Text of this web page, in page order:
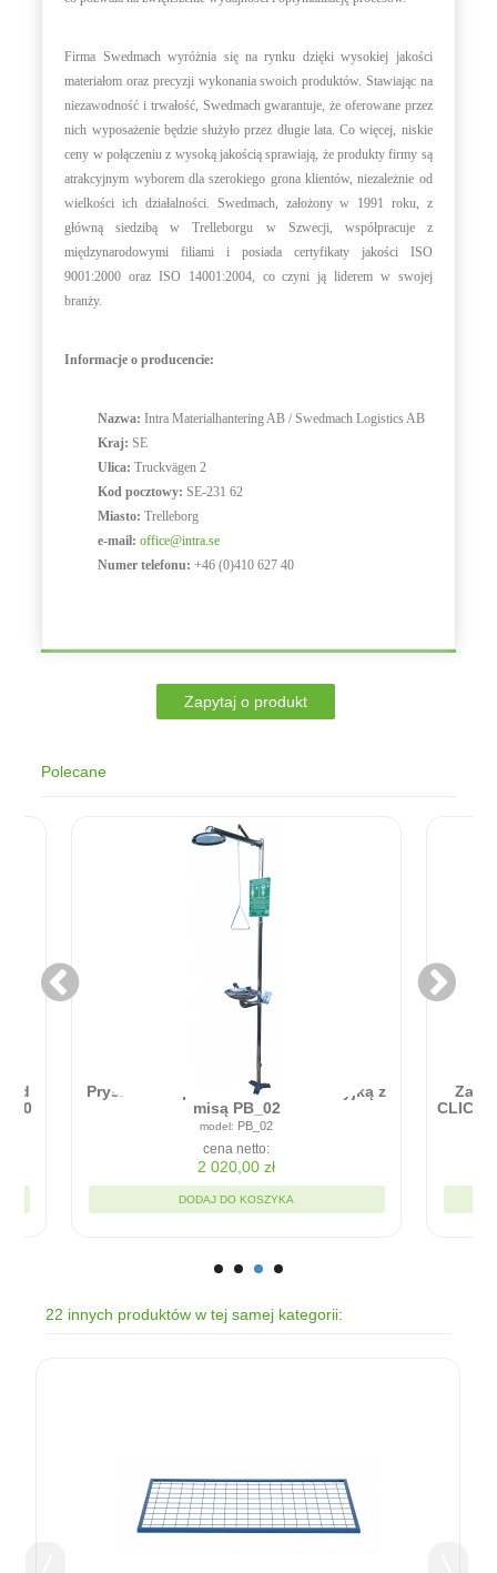
Firma Swedmach wyróżnia się na rynku dzięki wysokiej jakości
materiałom oraz precyzji wykonania swoich produktów. Stawiając na
niezawodność i trwałość, Swedmach gwarantuje, że oferowane przez
nich wyposażenie będzie służyło przez długie lata. Co więcej, niskie
ceny w połączeniu z wysoką jakością sprawiają, że produkty firmy są
atrakcyjnym wyborem dla szerokiego grona klientów, niezależnie od
wielkości ich działalności. Swedmach, założony w 1991 roku, z
główną siedzibą w Trelleborgu w Szwecji, współpracuje z
międzynarodowymi filiami i posiada certyfikaty jakości ISO
9001:2000 oraz ISO 14001:2004, co czyni ją liderem w swojej
branży.
Informacje o producencie:
Nazwa: Intra Materialhantering AB / Swedmach Logistics AB
Kraj: SE
Ulica: Truckvägen 2
Kod pocztowy: SE-231 62
Miasto: Trelleborg
e-mail: office@intra.se
Numer telefonu: +46 (0)410 627 40
Polecane
przeciwpowodziowa - RAPID
- Błyskawiczna bariera w montażu
DODAJ DO KOSZYKA
22 innych produktów w tej samej kategorii: